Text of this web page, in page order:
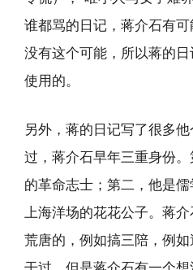
谁都骂的日记，蒋介石有
没有这个可能，所以蒋的
使用的。
另外，蒋的日记写了很多
过，蒋介石早年三重身份
的革命志士；第二，他是
上海洋场的花花公子。蒋
荒唐的，例如搞三陪，例